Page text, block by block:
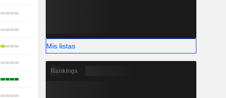
Mis listas
Rankings